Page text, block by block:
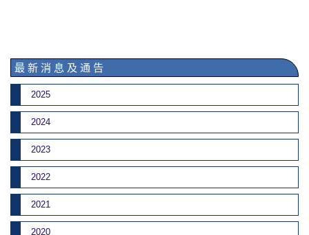
最 新 消 息 及 通 告
2025
2024
2023
2022
2021
2020